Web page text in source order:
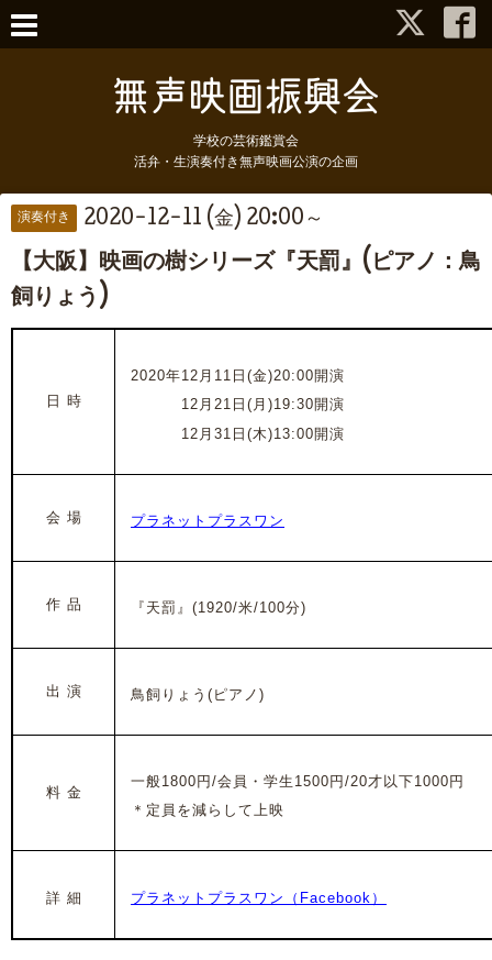
学校の芸術鑑賞会
活弁・生演奏付き無声映画公演の企画
演奏付き 2020-12-11 (金) 20:00～
【大阪】映画の樹シリーズ『天罰』(ピアノ：鳥
飼りょう)
日 時
2020年12月11日(金)20:00開演
12月21日(月)19:30開演
12月31日(木)13:00開演
会 場 プラネットプラスワン
作 品 『天罰』(1920/米/100分)
出 演 鳥飼りょう(ピアノ)
料 金
一般1800円/会員・学生1500円/20才以下1000円
＊定員を減らして上映
詳 細 プラネットプラスワン（Facebook）